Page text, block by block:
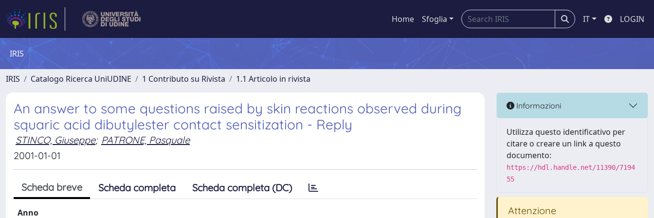
Home Sfoglia IT LOGIN
IRIS
IRIS Catalogo Ricerca UniUDINE 1 Contributo su Rivista 1.1 Articolo in rivista
An answer to some questions raised by skin reactions observed during
squaric acid dibutylester contact sensitization - Reply
STINCO, Giuseppe; PATRONE, Pasquale
2001-01-01
Scheda breve Scheda completa Scheda completa (DC)
Anno
Informazioni
Utilizza questo identificativo per
citare o creare un link a questo
documento:
https://hdl.handle.net/11390/7194
55
Attenzione